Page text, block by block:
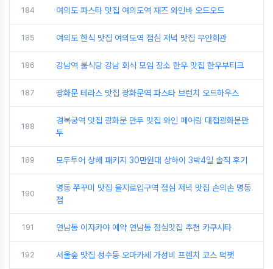
184 여의도 파스타 맛집 여의도역 재즈 와인바 오드오드
185 여의도 한식 맛집 여의도역 점심 저녁 맛집 무안회관
186 강남역 룸식당 강남 회식 모임 장소 한우 맛집 한우부티크
187 광화문 테라스 맛집 광화문역 파스타 브런치 오드하우스
188
경복궁역 맛집 광화문 만두 맛집 와인 페어링 대접광화문만
두
189 모두투어 상해 패키지 30만원대 상하이 3박4일 솔직 후기
190
명동 쭈꾸미 맛집 을지로입구역 점심 저녁 맛집 손의손 명동
점
191 연남동 이자카야 예약 연남동 점심맛집 추천 카쿠시타
192 서울숲 맛집 성수동 오마카세 가성비 프렌치 코스 덕팻